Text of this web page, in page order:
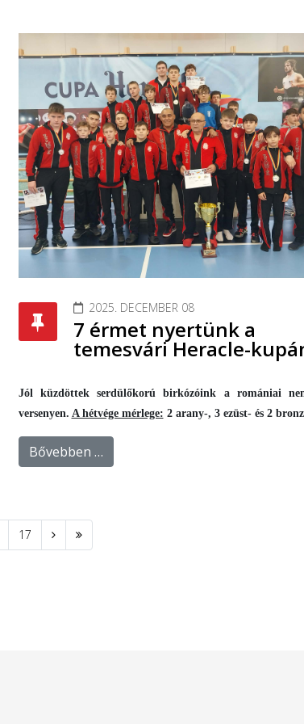
2025. DECEMBER 08
7 érmet nyertünk a
temesvári Heracle-
Jól küzdöttek serdülőkorú birkózóink a romániai
versenyen. A hétvége mérlege: 2 arany-, 3 ezüst- és 2
Bővebben …
17